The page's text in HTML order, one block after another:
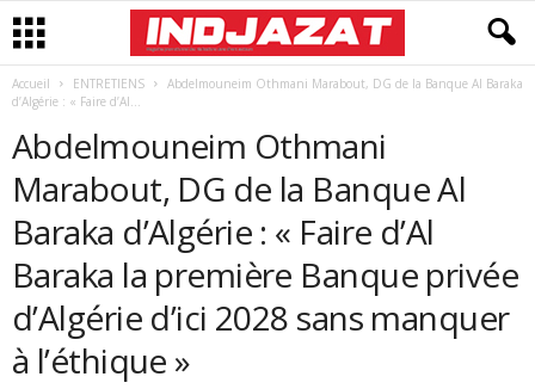
Accueil ENTRETIENS
Abdelmouneim Othmani Marabout, DG de la Banque Al Baraka
d’Algérie : « Faire d’Al...
Abdelmouneim Othmani
Marabout, DG de la Banque Al
Baraka d’Algérie : « Faire d’Al
Baraka la première Banque privée
d’Algérie d’ici 2028 sans manquer
à l’éthique »